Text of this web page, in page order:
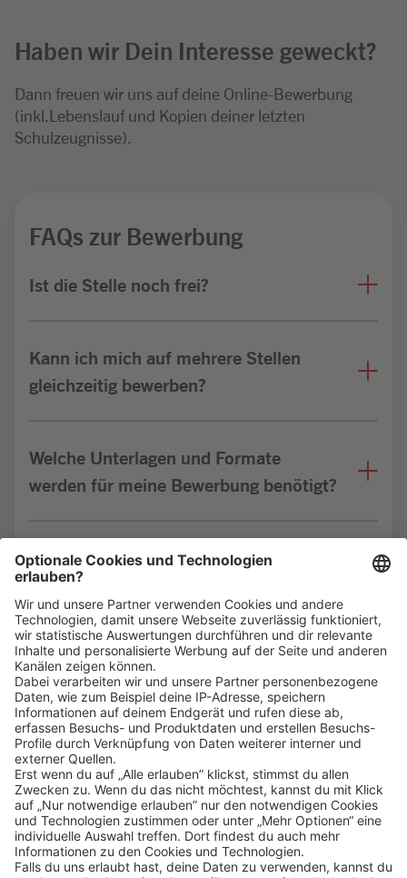
Haben wir Dein Interesse geweckt?
Dann freuen wir uns auf deine Online-Bewerbung
(inkl.Lebenslauf und Kopien deiner letzten
Schulzeugnisse).
FAQs zur Bewerbung
Ist die Stelle noch frei?
Kann ich mich auf mehrere Stellen
gleichzeitig bewerben?
Welche Unterlagen und Formate
werden für meine Bewerbung benötigt?
Bin ich für die Stelle geeignet?
Klickehier, um alle offenen Jobs zu sehen.
Impressum Datenschutz
Privatsphäre-Einstellungen
FAQ
Veranstaltungen